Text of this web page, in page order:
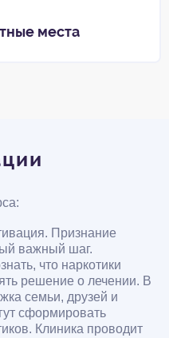
места
Признание
важный шаг.
что наркотики
решение о лечении. В
семьи, друзей и
сформировать
Клиника проводит